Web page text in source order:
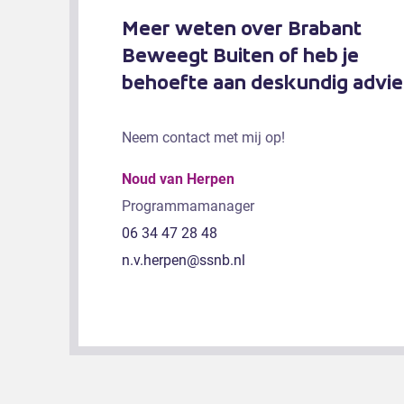
Meer weten over Brabant
Beweegt Buiten of heb je
behoefte aan deskundig
Neem contact met mij op!
Noud van Herpen
Programmamanager
06 34 47 28 48
n.v.herpen@ssnb.nl